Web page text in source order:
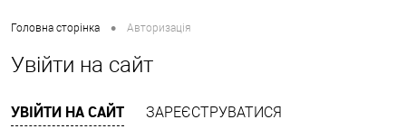
Головна сторінка • Авторизація
Увійти на сайт
УВІЙТИ НА САЙТ ЗАРЕЄСТРУВАТИСЯ